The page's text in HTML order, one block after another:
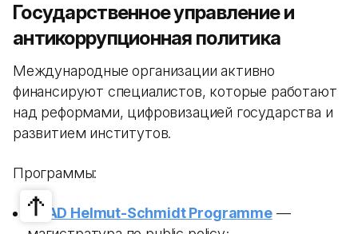
Государственное управление и
антикоррупционная политика
Международные организации активно
финансируют специалистов, которые работают
над реформами, цифровизацией государства и
развитием институтов.
Программы:
DAAD Helmut-Schmidt Programme—